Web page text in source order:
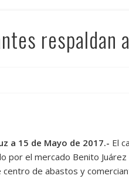
respaldan
a 15 de Mayo de 2017.- El
por el mercado Benito
de abastos y